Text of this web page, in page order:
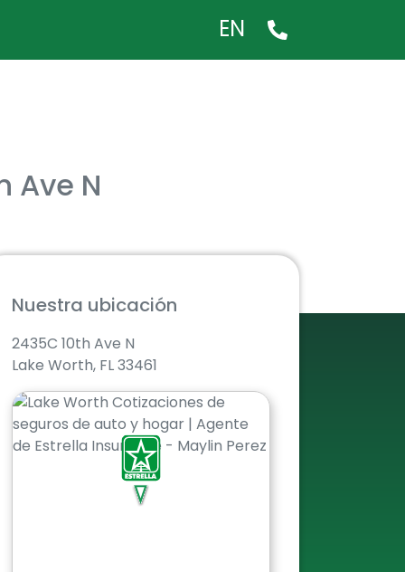
EN
Ave N
Nuestra ubicación
2435C 10th Ave N
Lake Worth, FL 33461